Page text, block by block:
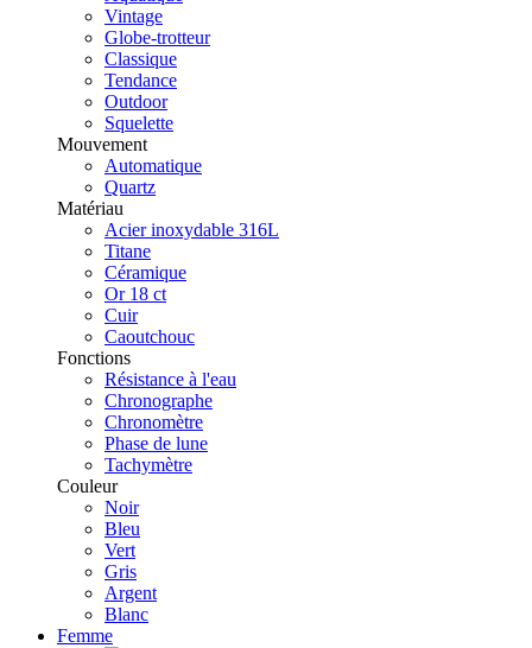
Vintage
Globe-trotteur
Classique
Tendance
Outdoor
Squelette
Mouvement
Automatique
Quartz
Matériau
Acier inoxydable 316L
Titane
Céramique
Or 18 ct
Cuir
Caoutchouc
Fonctions
Résistance à l'eau
Chronographe
Chronomètre
Phase de lune
Tachymètre
Couleur
Noir
Bleu
Vert
Gris
Argent
Blanc
Femme